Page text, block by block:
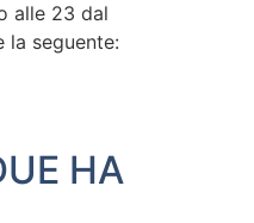
alle 23 dal
seguente:
HA